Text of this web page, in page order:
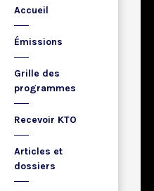
Accueil
Émissions
Grille des
programmes
Recevoir KTO
Articles et
dossiers